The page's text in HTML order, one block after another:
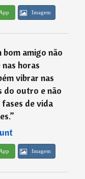
Imagem
amigo não
horas
vibrar nas
do outro e não
de vida
”
Imagem